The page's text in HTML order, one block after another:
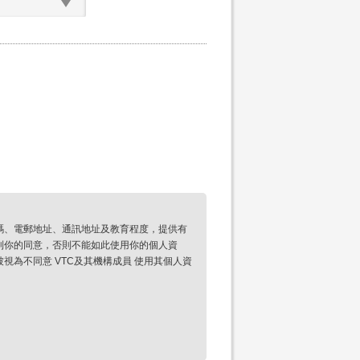
電郵地址、通訊地址及教育程度，提供有
的同意，否則不能如此使用你的個人資
為不同意 VTC及其機構成員 使用其個人資